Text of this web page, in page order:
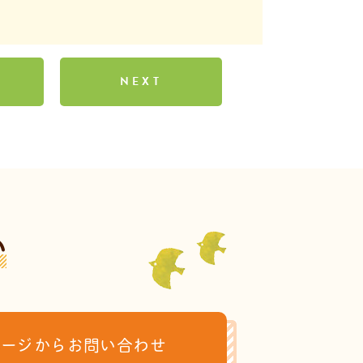
NEXT
ジからお問い合わせ